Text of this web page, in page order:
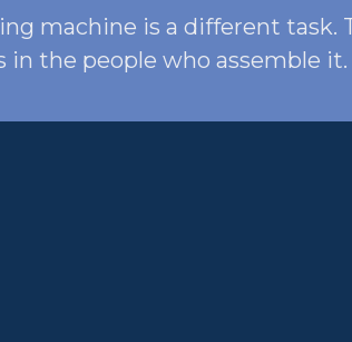
machine is a different task.
the people who assemble it.